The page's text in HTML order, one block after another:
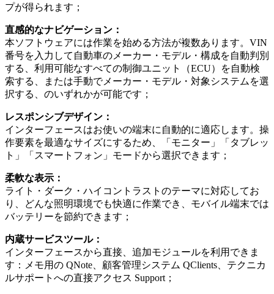
プが得られます；
直感的なナビゲーション：
本ソフトウェアには作業を始める方法が複数あります。VIN
番号を入力して自動車のメーカー・モデル・構成を自動判別
する、利用可能なすべての制御ユニット（ECU）を自動検
索する、または手動でメーカー・モデル・対象システムを選
択する、のいずれかが可能です；
レスポンシブデザイン：
インターフェースはお使いの端末に自動的に適応します。操
作要素を最適なサイズにするため、「モニター」「タブレッ
ト」「スマートフォン」モードから選択できます；
柔軟な表示：
ライト・ダーク・ハイコントラストのテーマに対応してお
り、どんな照明環境でも快適に作業でき、モバイル端末では
バッテリーを節約できます；
内蔵サービスツール：
インターフェースから直接、追加モジュールを利用できま
す：メモ用の QNote、顧客管理システム QClients、テクニカ
ルサポートへの直接アクセス Support；